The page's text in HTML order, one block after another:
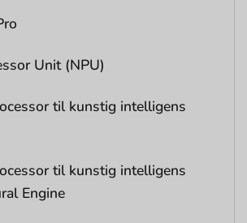
Unit (NPU)
til kunstig intelligens
til kunstig intelligens
Engine